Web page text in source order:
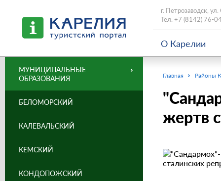
г. Петрозаводск,
Тел. +7 (8142) 76-
О Карелии
Главная Районы
жертв
МУНИЦИПАЛЬНЫЕ
ОБРАЗОВАНИЯ
БЕЛОМОРСКИЙ
КАЛЕВАЛЬСКИЙ
КЕМСКИЙ
КОНДОПОЖСКИЙ